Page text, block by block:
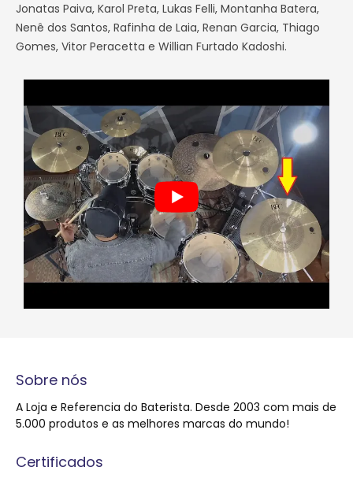
Jonatas Paiva, Karol Preta, Lukas Felli, Montanha Batera,
Nenê dos Santos, Rafinha de Laia, Renan Garcia, Thiago
Gomes, Vitor Peracetta e Willian Furtado Kadoshi.
Sobre nós
A Loja e Referencia do Baterista. Desde 2003 com mais de
5.000 produtos e as melhores marcas do mundo!
Certificados